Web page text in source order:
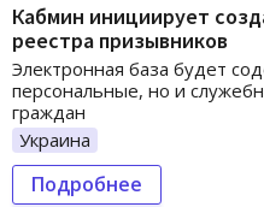
Кабмин инициирует
реестра призывников
Электронная база будет
персональные, но и
граждан
Украина
Подробнее